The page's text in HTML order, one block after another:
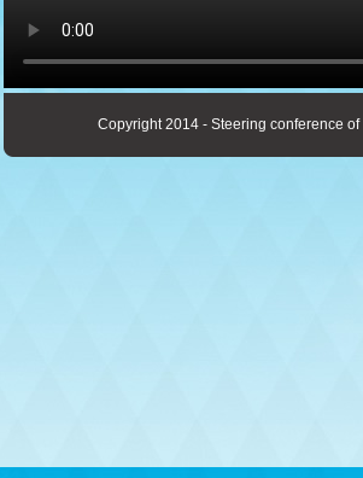
Copyright 2014 - Steering conference